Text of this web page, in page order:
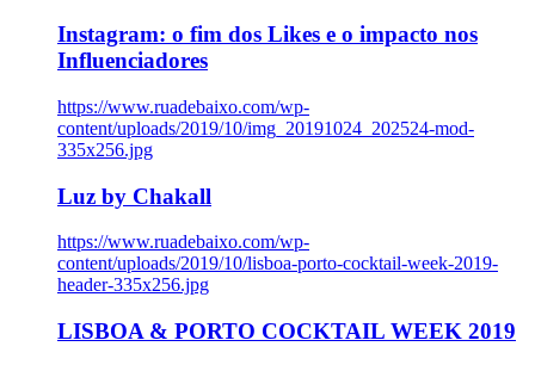
Instagram: o fim dos Likes e o impacto nos
Influenciadores
https://www.ruadebaixo.com/wp-
content/uploads/2019/10/img_20191024_202524-mod-
335x256.jpg
Luz by Chakall
https://www.ruadebaixo.com/wp-
content/uploads/2019/10/lisboa-porto-cocktail-week-2019-
header-335x256.jpg
LISBOA & PORTO COCKTAIL WEEK 2019